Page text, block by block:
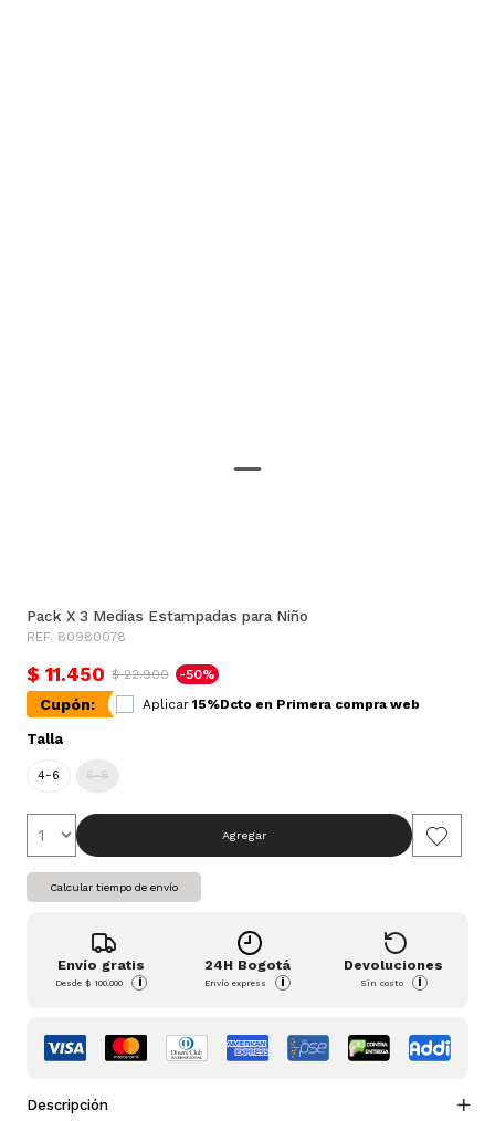
Pack X 3 Medias Estampadas para Niño
REF. 80980078
$ 11.450 $ 22.900 -50%
Cupón: Aplicar 15%Dcto en Primera compra web
Talla
4-6 6-8
Agregar
Calcular tiempo de envío
Envío gratis
Desde$ 100.000 i
24H Bogotá
Envío express i
Devoluciones
Sin costo i
Descripción